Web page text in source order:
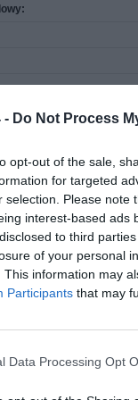
- Do Not Process
opt-out of the sale,
for targeted
selection. Please note
interest-based ads
to third
of your personal
This information may
Participants that may
Data Processing Opt
ramki Jumbo:
/ połączenie